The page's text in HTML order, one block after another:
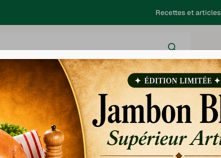
Recettes et articles
SalaisonSaucisses - ChoucrouteBarbecue